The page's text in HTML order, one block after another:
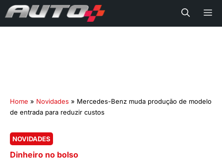
Home » Novidades » Mercedes-Benz muda produção de modelo
de entrada para reduzir custos
NOVIDADES
Dinheiro no bolso